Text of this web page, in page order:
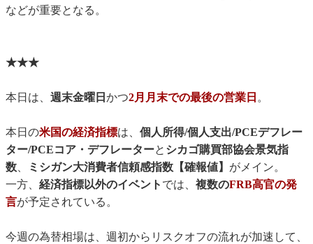
などが重要となる。
★★★
本日は、 週末金曜日 かつ2月月末での最後の営業日 。
本日の米国の経済指標は、 個人所得/個人支出/PCEデフレー
ター/PCEコア・デフレーターと シカゴ購買部協会景気指
数、 ミシガン大消費者信頼感指数【確報値】 がメイン。
一方、 経済指標以外のイベント では、 複数のFRB高官の発
言が予定されている。
今週の為替相場は、週初からリスクオフの流れが加速して、